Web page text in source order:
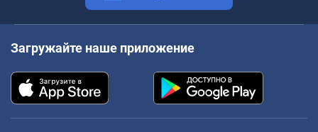
Загружайте наше приложение